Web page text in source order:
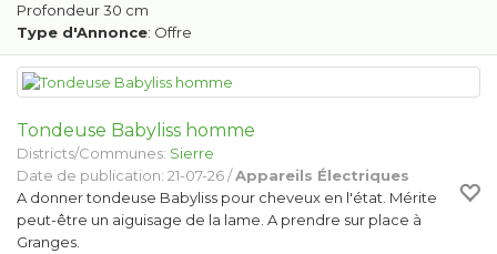
Profondeur 30 cm
Type d'Annonce: Offre
Tondeuse Babyliss homme
Districts/Communes: Sierre
Date de publication: 21-07-26 /Appareils Électriques
A donner tondeuse Babyliss pour cheveux en l'état. Mérite
peut-être un aiguisage de la lame. A prendre sur place à
Granges.